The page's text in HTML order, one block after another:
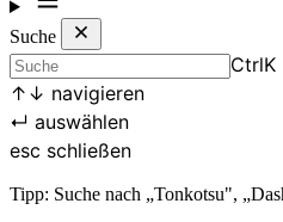
Suche
CtrlK
↑ ↓ navigieren
↵ auswählen
esc schließen
Tipp: Suche nach „Tonkotsu",